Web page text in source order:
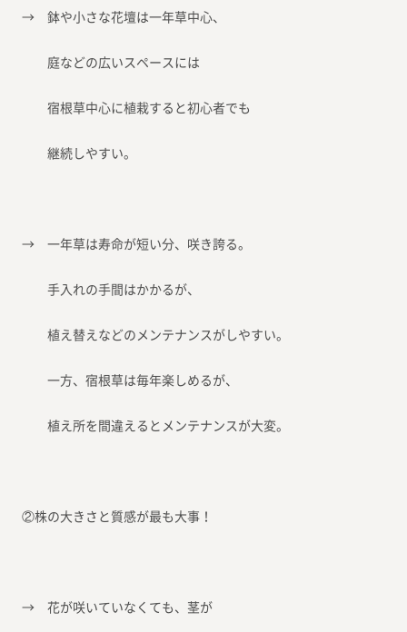
→ 鉢や小さな花壇は一年草中心、
庭などの広いスペースには
宿根草中心に植栽すると初心者でも
継続しやすい。
→ 一年草は寿命が短い分、咲き誇る。
手入れの手間はかかるが、
植え替えなどのメンテナンスがしやすい。
一方、宿根草は毎年楽しめるが、
植え所を間違えるとメンテナンスが大変。
②株の大きさと質感が最も大事！
→ 花が咲いていなくても、茎が